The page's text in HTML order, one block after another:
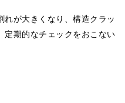
れが大きくなり、構造クラッ
定期的なチェックをおこない